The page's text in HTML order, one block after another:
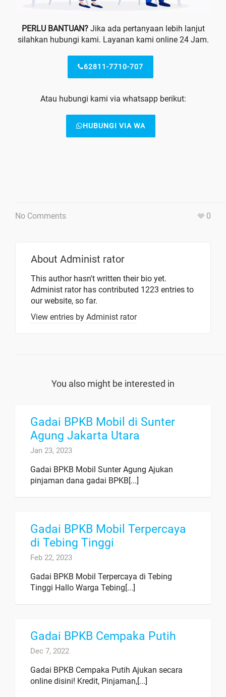
PERLU BANTUAN?Jika ada pertanyaan lebih lanjut
silahkan hubungi kami. Layanan kami online 24 Jam.
62811-7710-707
Atau hubungi kami via whatsapp berikut:
HUBUNGI VIA WA
No Comments 0
About Administ rator
This author hasn't written their bio yet.
Administ ratorhas contributed 1223 entries to
our website, so far.
View entries by Administ rator
You also might be interested in
Gadai BPKB Mobil di Sunter
Agung Jakarta Utara
Jan 23, 2023
Gadai BPKB Mobil Sunter Agung Ajukan
pinjaman dana gadai BPKB[...]
Gadai BPKB Mobil Terpercaya
di Tebing Tinggi
Feb 22, 2023
Gadai BPKB Mobil Terpercaya di Tebing
Tinggi Hallo Warga Tebing[...]
Gadai BPKB Cempaka Putih
Dec 7, 2022
Gadai BPKB Cempaka Putih Ajukan secara
online disini! Kredit, Pinjaman,[...]